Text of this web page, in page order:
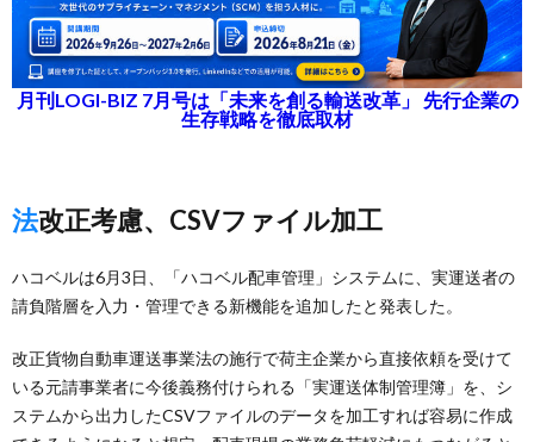
月刊LOGI-BIZ 7月号は「未来を創る輸送改革」 先行企業の
生存戦略を徹底取材
法改正考慮、CSVファイル加工
ハコベルは6月3日、「ハコベル配車管理」システムに、実運送者の
請負階層を入力・管理できる新機能を追加したと発表した。
改正貨物自動車運送事業法の施行で荷主企業から直接依頼を受けて
いる元請事業者に今後義務付けられる「実運送体制管理簿」を、シ
ステムから出力したCSVファイルのデータを加工すれば容易に作成